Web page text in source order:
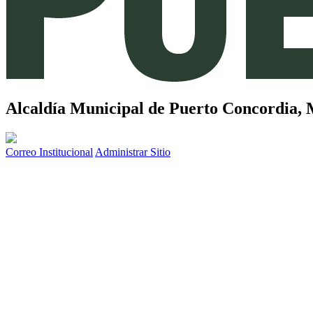
Alcaldía Municipal de Puerto Concordia,
Correo Institucional Administrar Sitio